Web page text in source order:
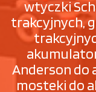
wtyczki
trakcyjnych,
Anderson do
mosteki do